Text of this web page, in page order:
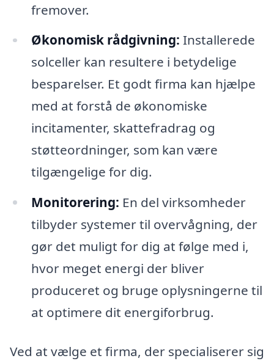
fremover.
Økonomisk rådgivning: Installerede
solceller kan resultere i betydelige
besparelser. Et godt firma kan hjælpe
med at forstå de økonomiske
incitamenter, skattefradrag og
støtteordninger, som kan være
tilgængelige for dig.
Monitorering: En del virksomheder
tilbyder systemer til overvågning, der
gør det muligt for dig at følge med i,
hvor meget energi der bliver
produceret og bruge oplysningerne til
at optimere dit energiforbrug.
Ved at vælge et firma, der specialiserer sig